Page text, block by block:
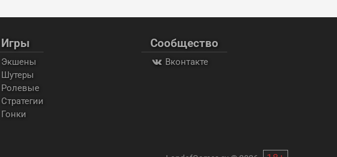
Игры
Экшены
Шутеры
Ролевые
Стратегии
Гонки
Сообщество
Вконтакте